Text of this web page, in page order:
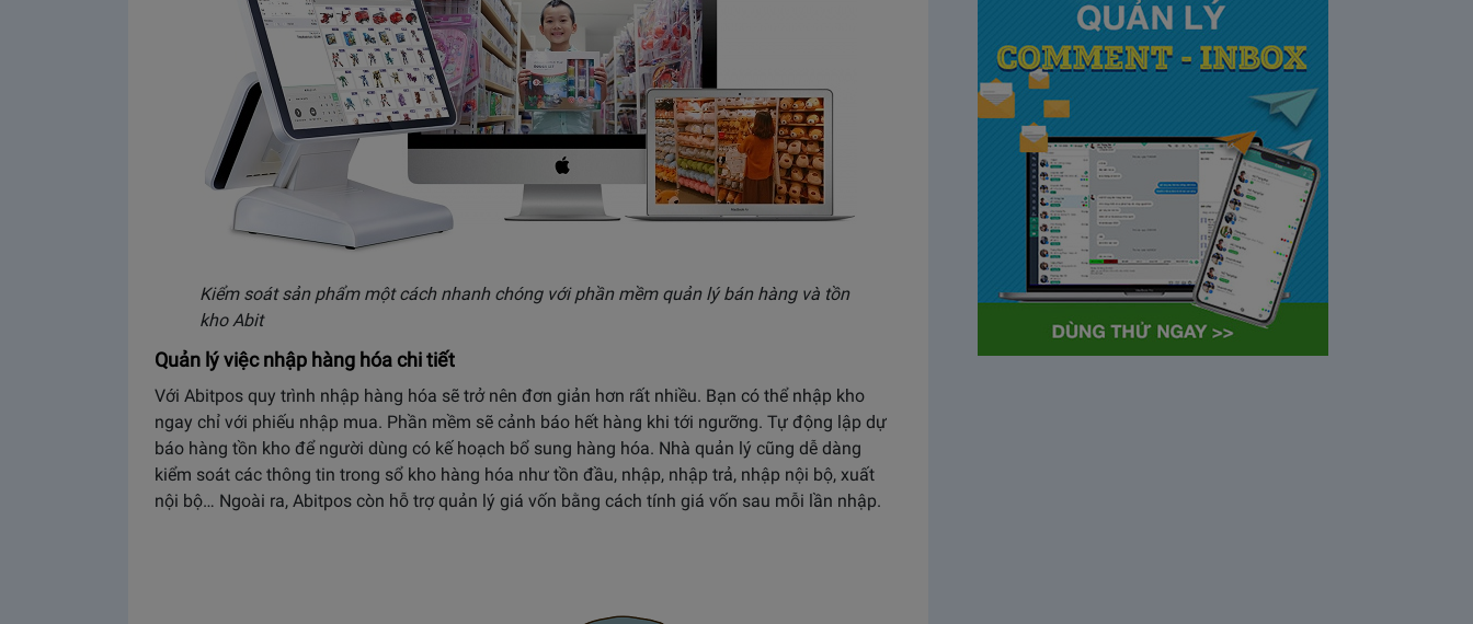
Kiểm soát sản phẩm một cách nhanh chóng với phần mềm quản lý bán hàng và tồn
kho Abit
Quản lý việc nhập hàng hóa chi tiết
Với Abitpos quy trình nhập hàng hóa sẽ trở nên đơn giản hơn rất nhiều. Bạn có thể nhập kho
ngay chỉ với phiếu nhập mua. Phần mềm sẽ cảnh báo hết hàng khi tới ngưỡng. Tự động lập dự
báo hàng tồn kho để người dùng có kế hoạch bổ sung hàng hóa. Nhà quản lý cũng dễ dàng
kiểm soát các thông tin trong sổ kho hàng hóa như tồn đầu, nhập, nhập trả, nhập nội bộ, xuất
nội bộ… Ngoài ra, Abitpos còn hỗ trợ quản lý giá vốn bằng cách tính giá vốn sau mỗi lần nhập.
tại Việt Nam và Hoa kỳ mới
28/05/2020
63391
Khi tham gia chương trình
Partner Program của YouTube,
…
Cách bỏ ẩn trò chuyện trên
Zalo ở thiết bị máy tính và
điện thoại iphone
26/05/2020
62321
Bỏ ẩn cuộc trò chuyện là tính
năng khá…